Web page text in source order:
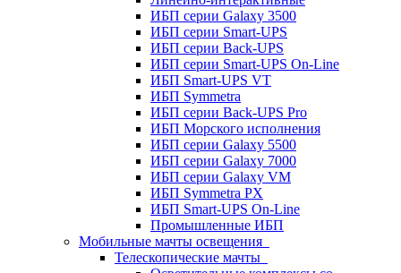
ИБП серии Galaxy 3500
ИБП серии Smart-UPS
ИБП серии Back-UPS
ИБП серии Smart-UPS On-Line
ИБП Smart-UPS VT
ИБП Symmetra
ИБП серии Back-UPS Pro
ИБП Морского исполнения
ИБП серии Galaxy 5500
ИБП серии Galaxy 7000
ИБП серии Galaxy VM
ИБП Symmetra PX
ИБП Smart-UPS On-Line
Промышленные ИБП
Мобильные мачты освещения
Телескопические мачты